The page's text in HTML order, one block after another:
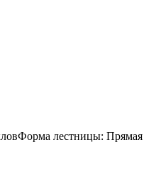
лестницы: Прямая